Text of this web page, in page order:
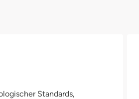
Standards,